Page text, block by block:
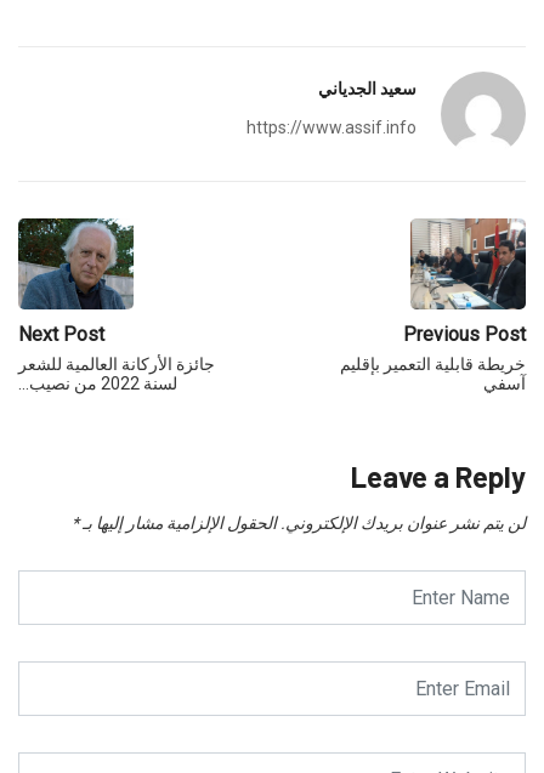
سعيد الجدياني
https://www.assif.info
Previous Post
خريطة قابلية التعمير بإقليم
آسفي
Next Post
جائزة الأركانة العالمية للشعر
لسنة 2022 من نصيب…
Leave a Reply
لن يتم نشر عنوان بريدك الإلكتروني. الحقول الإلزامية مشار إليها بـ*